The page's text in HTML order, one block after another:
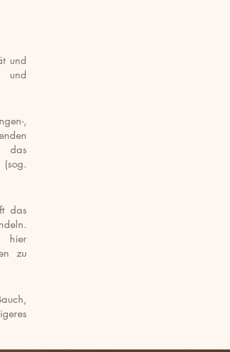
und
und
,
das
das
hier
zu